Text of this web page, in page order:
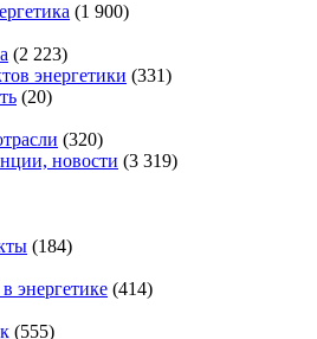
(1 900)
(2 223)
энергетики (331)
(20)
(320)
новости (3 319)
(184)
энергетике (414)
(555)